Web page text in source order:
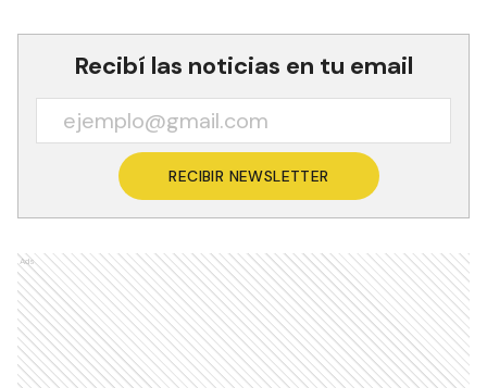
Recibí las noticias en tu email
RECIBIR NEWSLETTER
Ads